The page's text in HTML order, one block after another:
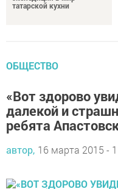
татарской кухни
ОБЩЕСТВО
«Вот здорово
далекой и
ребята
автор, 16 марта 2015 -